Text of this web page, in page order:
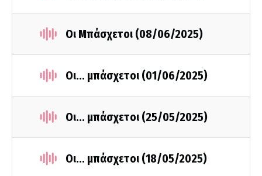
Οι Μπάσχετοι (08/06/2025)
Οι... μπάσχετοι (01/06/2025)
Οι... μπάσχετοι (25/05/2025)
Οι... μπάσχετοι (18/05/2025)